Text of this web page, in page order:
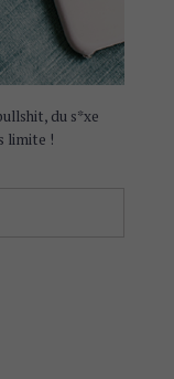
du s*xe
limite !